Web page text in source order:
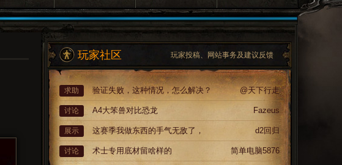
玩家社区 玩家投稿、网站事务及建议反馈
求助 验证失败，这种情况，怎么解决？ @天下行走
讨论 A4大笨兽对比恐龙 Fazeus
展示 这赛季我做东西的手气无敌了， d2回归
讨论 术士专用底材留啥样的 简单电脑5876